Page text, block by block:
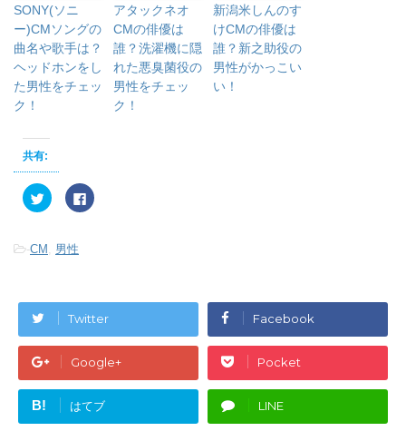
SONY(ソニ
ー)CMソングの
曲名や歌手は？
ヘッドホンをし
た男性をチェッ
ク！
アタックネオ
CMの俳優は
誰？洗濯機に隠
れた悪臭菌役の
男性をチェッ
ク！
新潟米しんのす
けCMの俳優は
誰？新之助役の
男性がかっこい
い！
共有:
ク
リ
て
t
で
共
有
(
新
し
ィ
F
a
有
す
る
に
は
ク
リ
ッ
ク
し
て
く
-CM 男性
Twitter Facebook
Google+ Pocket
B! はてブ LINE